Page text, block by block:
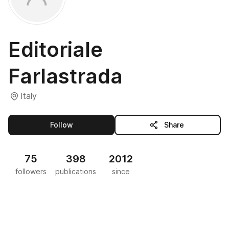
Editoriale
Farlastrada
Italy
Followthis publisher Share
75
followers
398
publications
2012
since